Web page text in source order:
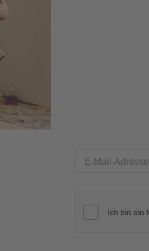
E-Mail-Adresse